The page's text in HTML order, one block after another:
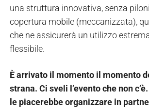
una struttura innovativa, senza
copertura mobile (meccanizzata),
che ne assicurerà un utilizzo
flessibile.
È arrivato il momento il momento
strana. Ci sveli l’evento che non
le piacerebbe organizzare in